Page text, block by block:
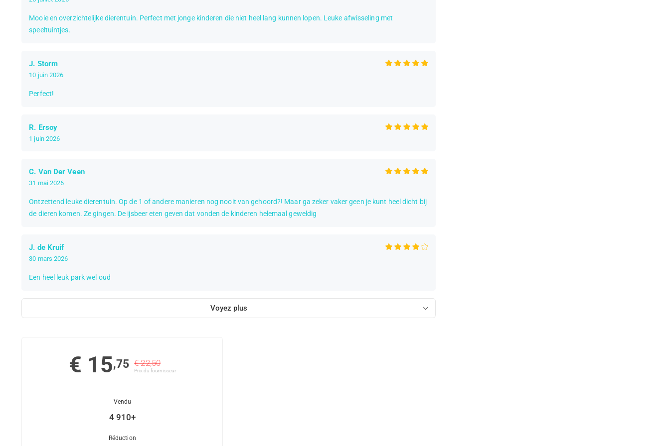
Mooie en overzichtelijke dierentuin. Perfect met jonge kinderen die niet heel lang kunnen lopen. Leuke afwisseling met
speeltuintjes.
J. Storm
10 juin 2026
Perfect!
R. Ersoy
1 juin 2026
C. Van Der Veen
31 mai 2026
Ontzettend leuke dierentuin. Op de 1 of andere manieren nog nooit van gehoord?! Maar ga zeker vaker geen je kunt heel dicht bij
de dieren komen. Ze gingen. De ijsbeer eten geven dat vonden de kinderen helemaal geweldig
J. de Kruif
30 mars 2026
Een heel leuk park wel oud
Voyez plus
€ 15,75 € 22,50
Prix ​​du fournisseur
Vendu
4 910+
Réduction